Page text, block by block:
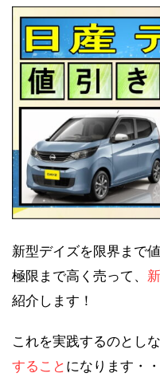
新型デイズを限界まで
極限まで高く売って、
紹介します！
これを実践するのとし
すること になります・